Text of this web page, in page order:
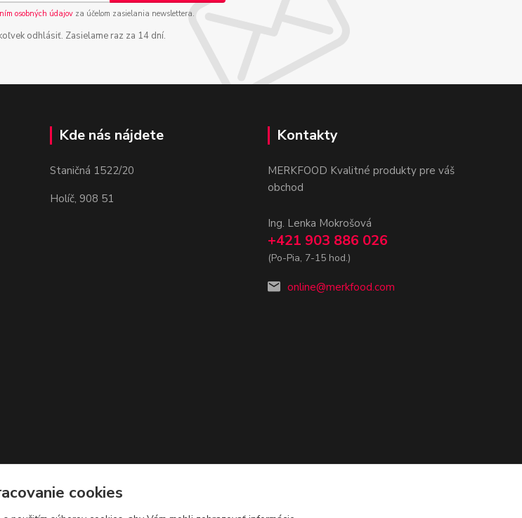
osobných údajovza účelom zasielania newslettera.
odhlásiť. Zasielame raz za 14 dní.
Kde nás nájdete
Staničná 1522/20
Holíč, 908 51
Kontakty
MERKFOOD Kvalitné produkty pre váš
obchod
Ing. Lenka Mokrošová
+421 903 886 026
(Po-Pia, 7-15 hod.)
online@merkfood.com
cookies